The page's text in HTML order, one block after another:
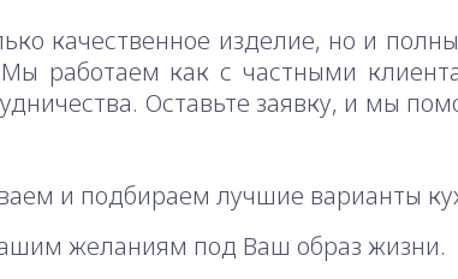
качественное изделие, но и
Мы работаем как с частными
Оставьте заявку, и мы
и подбираем лучшие варианты
желаниям под Ваш образ жизни.